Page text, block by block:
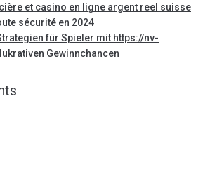
et casino en ligne argent reel suisse
sécurité en 2024
für Spieler mit https://nv-
Gewinnchancen